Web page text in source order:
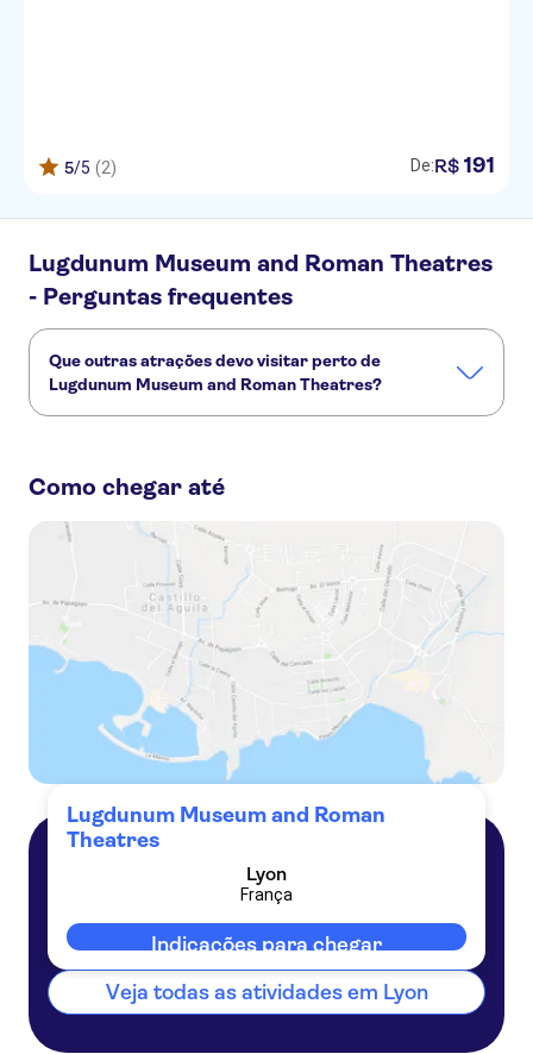
5/5 (2) De:R$ 191
Lugdunum Museum and Roman Theatres
- Perguntas frequentes
Que outras atrações devo visitar perto de
Lugdunum Museum and Roman Theatres?
Presqu'île of Lyon
Quais de Saône
Como chegar até
Lugdunum Museum and Roman
Theatres
Lyon
França
Indicações para chegar
Lyon
Veja todas as atividades em Lyon